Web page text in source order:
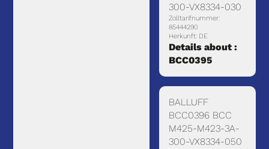
300-VX8334-030
Zolltarifnummer:
85444290
Herkunft: DE
Details about :
BCC0395
BALLUFF
BCC0396 BCC
M425-M423-3A-
300-VX8334-050